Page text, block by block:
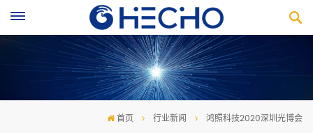
首页 行业新闻 鸿照科技2020深圳光博会